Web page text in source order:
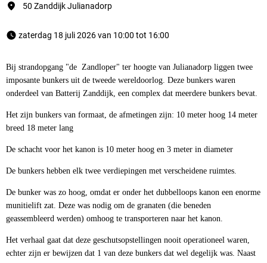
50 Zanddijk Julianadorp
zaterdag 18 juli 2026 van 10:00 tot 16:00
Bij strandopgang "de Zandloper" ter hoogte van Julianadorp liggen twee
imposante bunkers uit de tweede wereldoorlog. Deze bunkers waren
onderdeel van Batterij Zanddijk, een complex dat meerdere bunkers bevat.
Het zijn bunkers van formaat, de afmetingen zijn: 10 meter hoog 14 meter
breed 18 meter lang
De schacht voor het kanon is 10 meter hoog en 3 meter in diameter
De bunkers hebben elk twee verdiepingen met verscheidene ruimtes.
De bunker was zo hoog, omdat er onder het dubbelloops kanon een enorme
munitielift zat. Deze was nodig om de granaten (die beneden
geassembleerd werden) omhoog te transporteren naar het kanon.
Het verhaal gaat dat deze geschutsopstellingen nooit operationeel waren,
echter zijn er bewijzen dat 1 van deze bunkers dat wel degelijk was. Naast